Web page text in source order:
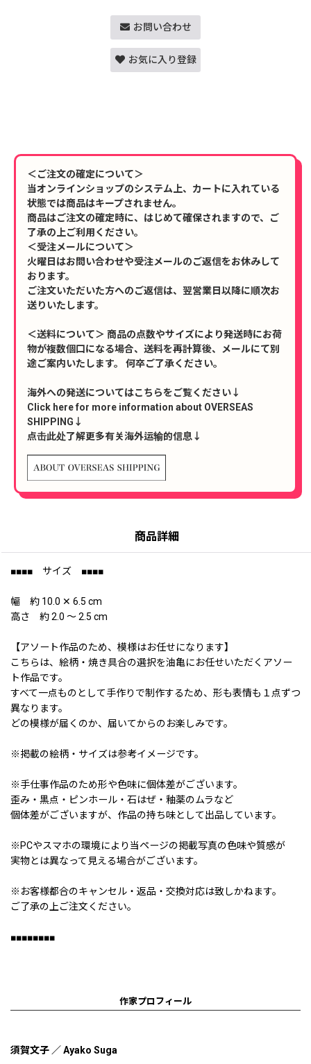
お問い合わせ
お気に入り登録
＜ご注文の確定について＞
当オンラインショップのシステム上、カートに入れている
状態では商品はキープされません。
商品はご注文の確定時に、はじめて確保されますので、ご
了承の上ご利用ください。
＜受注メールについて＞
火曜日はお問い合わせや受注メールのご返信をお休みして
おります。
ご注文いただいた方へのご返信は、翌営業日以降に順次お
送りいたします。
＜送料について＞ 商品の点数やサイズにより発送時にお荷
物が複数個口になる場合、送料を再計算後、メールにて別
途ご案内いたします。 何卒ご了承ください。
海外への発送についてはこちらをご覧ください↓
Click here for more information about OVERSEAS
SHIPPING↓
点击此处了解更多有关海外运输的信息↓
商品詳細
■■■■ サイズ ■■■■
幅 約 10.0 ✕ 6.5 cm
高さ 約 2.0 〜 2.5 cm
【アソート作品のため、模様はお任せになります】
こちらは、絵柄・焼き具合の選択を油亀にお任せいただくアソー
ト作品です。
すべて一点ものとして手作りで制作するため、形も表情も１点ずつ
異なります。
どの模様が届くのか、届いてからのお楽しみです。
※掲載の絵柄・サイズは参考イメージです。
※手仕事作品のため形や色味に個体差がございます。
歪み・黒点・ピンホール・石はぜ・釉薬のムラなど
個体差がございますが、作品の持ち味として出品しています。
※PCやスマホの環境により当ページの掲載写真の色味や質感が
実物とは異なって見える場合がございます。
※お客様都合のキャンセル・返品・交換対応は致しかねます。
ご了承の上ご注文ください。
■■■■■■■■
作家プロフィール
須賀文子 ／ Ayako Suga